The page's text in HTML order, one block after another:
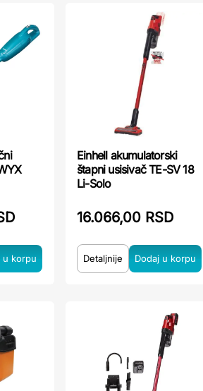
Einhell akumulatorski
štapni usisivač TE-SV 18
Li-Solo
16.066,00 RSD
Detaljnije